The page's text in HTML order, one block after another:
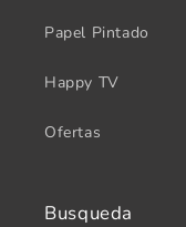
Papel Pintado
Happy TV
Ofertas
Busqueda